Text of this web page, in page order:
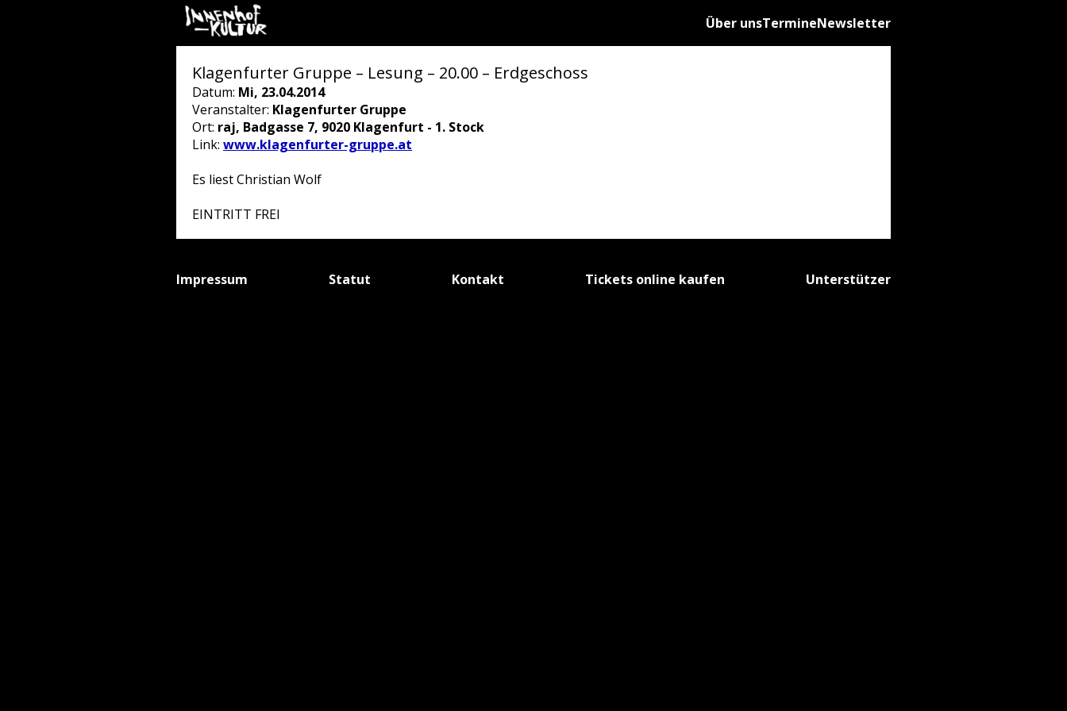
Über unsTermineNewsletter
Klagenfurter Gruppe – Lesung – 20.00 – Erdgeschoss
Datum: Mi, 23.04.2014
Veranstalter: Klagenfurter Gruppe
Ort: raj, Badgasse 7, 9020 Klagenfurt - 1. Stock
Link: www.klagenfurter-gruppe.at
Es liest Christian Wolf
EINTRITT FREI
Impressum Statut Kontakt Tickets online kaufen Unterstützer